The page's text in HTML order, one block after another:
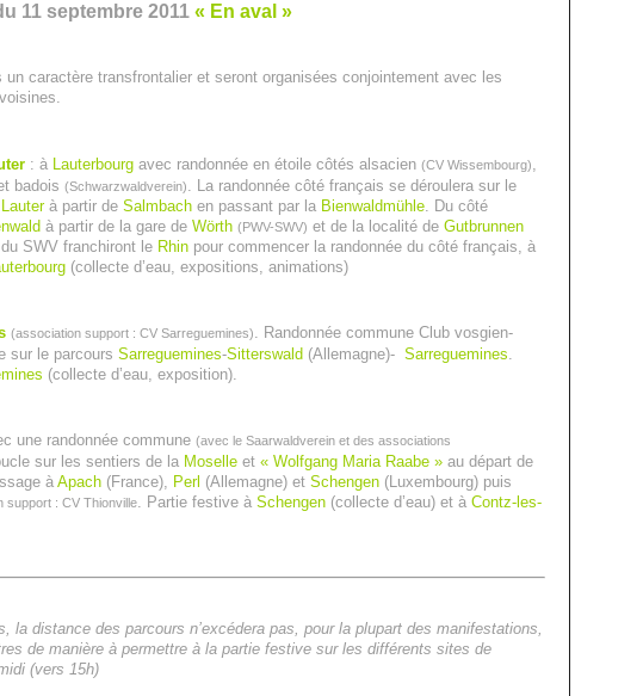
11 septembre 2011 « En aval »
un caractère transfrontalier et seront organisées conjointement avec les
: à Lauterbourg avec randonnée en étoile côtés alsacien (CV Wissembourg),
badois (Schwarzwaldverein). La randonnée côté français se déroulera sur le
à partir de Salmbach en passant par la Bienwaldmühle. Du côté
à partir de la gare de Wörth (PWV-SWV) et de la localité de Gutbrunnen
SWV franchiront le Rhin pour commencer la randonnée du côté français, à
(collecte d’eau, expositions, animations)
(association support : CV Sarreguemines). Randonnée commune Club vosgien-
sur le parcours Sarreguemines-Sitterswald (Allemagne)- Sarreguemines.
(collecte d’eau, exposition).
une randonnée commune (avec le Saarwaldverein et des associations
sur les sentiers de la Moselle et « Wolfgang Maria Raabe » au départ de
àApach (France), Perl (Allemagne) et Schengen (Luxembourg) puis
support : CV Thionville. Partie festive à Schengen (collecte d’eau) et à Contz-les-
la distance des parcours n’excédera pas, pour la plupart des manifestations,
de manière à permettre à la partie festive sur les différents sites de
(vers 15h)